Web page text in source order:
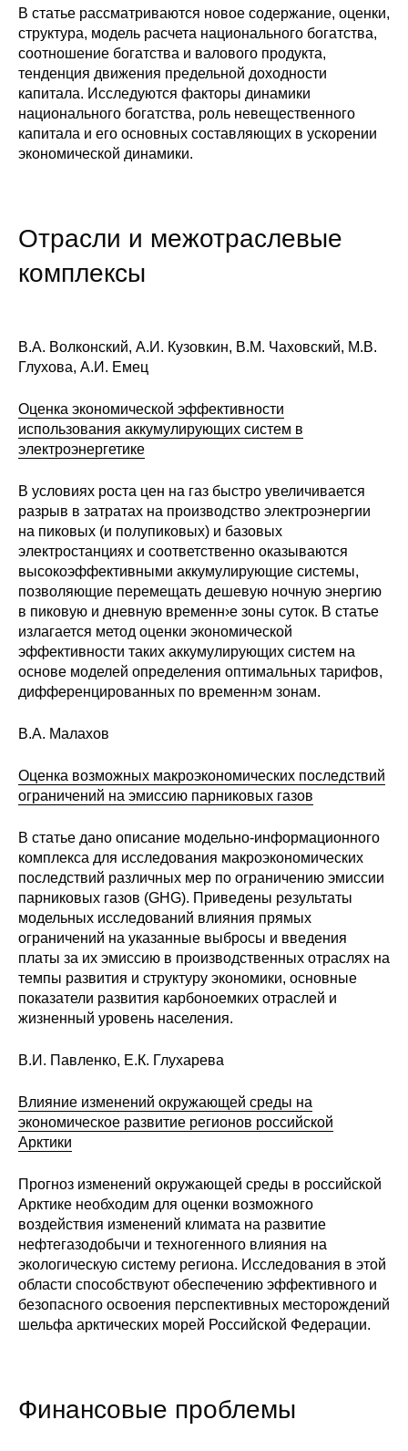
Научные труды
О журнале
Выпуски
Редакционная этика
Стандарты оформления
Энергетический семинар
Российско-французский семинар
ЦДУ
Отрасли и регионы
Inforum
Ученый совет
Материалы
О совете
Краткосрочный прогноз
Оценка индекса промышленного
производства
Российская Система Климатического
Мониторинга
Центр «Климатическая политика и
экономика России»
Кафедра МФТИ
Кафедра МАДИ
Об аспирантуре
Поступление
Обучение
Нормативные документы
О совете
В статье рассматриваются новое содержание, оценки,
структура, модель расчета национального богатства,
соотношение богатства и валового продукта,
тенденция движения предельной доходности
капитала. Исследуются факторы динамики
национального богатства, роль невещественного
капитала и его основных составляющих в ускорении
экономической динамики.
Отрасли и межотраслевые
комплексы
В.А. Волконский, А.И. Кузовкин, В.М. Чаховский, М.В.
Глухова, А.И. Емец
Оценка экономической эффективности
использования аккумулирующих систем в
электроэнергетике
В условиях роста цен на газ быстро увеличивается
разрыв в затратах на производство электроэнергии
на пиковых (и полупиковых) и базовых
электростанциях и соответственно оказываются
высокоэффективными аккумулирующие системы,
позволяющие перемещать дешевую ночную энергию
в пиковую и дневную временн›е зоны суток. В статье
излагается метод оценки экономической
эффективности таких аккумулирующих систем на
основе моделей определения оптимальных тарифов,
дифференцированных по временн›м зонам.
В.А. Малахов
Оценка возможных макроэкономических последствий
ограничений на эмиссию парниковых газов
В статье дано описание модельно-информационного
комплекса для исследования макроэкономических
последствий различных мер по ограничению эмиссии
парниковых газов (GHG). Приведены результаты
модельных исследований влияния прямых
ограничений на указанные выбросы и введения
платы за их эмиссию в производственных отраслях на
темпы развития и структуру экономики, основные
показатели развития карбоноемких отраслей и
жизненный уровень населения.
В.И. Павленко, Е.К. Глухарева
Влияние изменений окружающей среды на
экономическое развитие регионов российской
Арктики
Прогноз изменений окружающей среды в российской
Арктике необходим для оценки возможного
воздействия изменений климата на развитие
нефтегазодобычи и техногенного влияния на
экологическую систему региона. Исследования в этой
области способствуют обеспечению эффективного и
безопасного освоения перспективных месторождений
шельфа арктических морей Российской Федерации.
Финансовые проблемы